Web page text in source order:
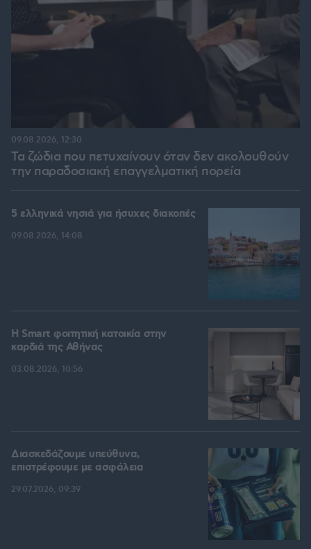
Τα ζώδια που πετυχαίνουν όταν δεν ακολουθούν
την παραδοσιακή επαγγελματική πορεία
09.08.2026, 12:30
5 ελληνικά νησιά για ήσυχες διακοπές
09.08.2026, 14:08
Η Smart φοιτητική κατοικία στην
καρδιά της Αθήνας
03.08.2026, 10:56
Διασκεδάζουμε υπεύθυνα,
επιστρέφουμε με ασφάλεια
29.07.2026, 09:39